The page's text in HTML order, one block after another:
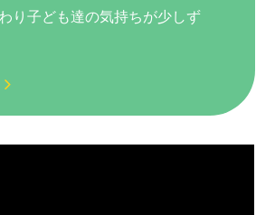
り子ども達の気持ちが少しず